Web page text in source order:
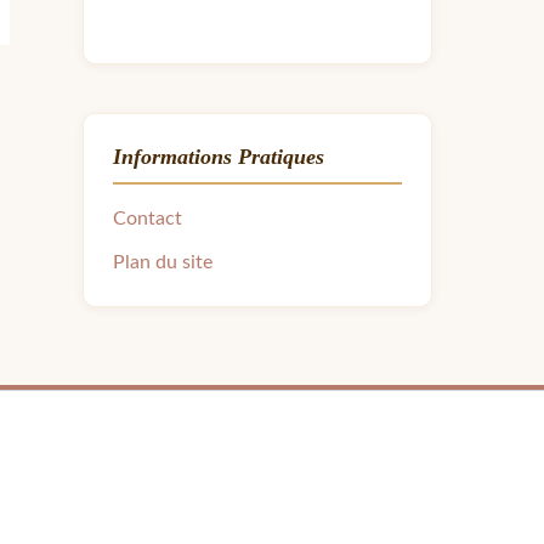
Informations Pratiques
Contact
Plan du site